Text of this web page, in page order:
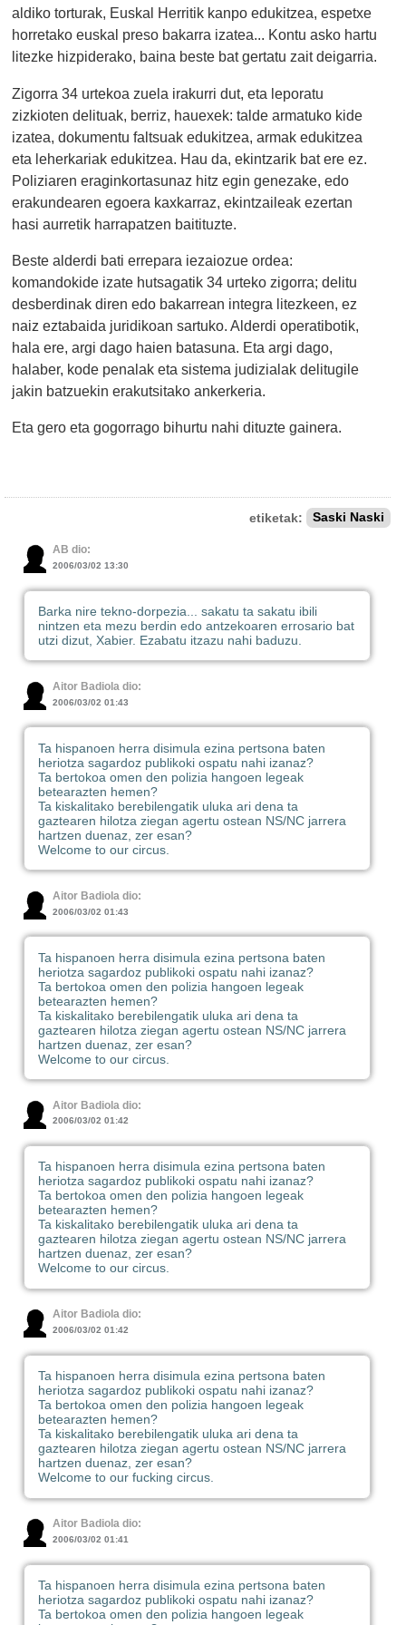
aldiko torturak, Euskal Herritik kanpo edukitzea, espetxe
horretako euskal preso bakarra izatea... Kontu asko hartu
litezke hizpiderako, baina beste bat gertatu zait deigarria.
Zigorra 34 urtekoa zuela irakurri dut, eta leporatu
zizkioten delituak, berriz, hauexek: talde armatuko kide
izatea, dokumentu faltsuak edukitzea, armak edukitzea
eta leherkariak edukitzea. Hau da, ekintzarik bat ere ez.
Poliziaren eraginkortasunaz hitz egin genezake, edo
erakundearen egoera kaxkarraz, ekintzaileak ezertan
hasi aurretik harrapatzen baitituzte.
Beste alderdi bati errepara iezaiozue ordea:
komandokide izate hutsagatik 34 urteko zigorra; delitu
desberdinak diren edo bakarrean integra litezkeen, ez
naiz eztabaida juridikoan sartuko. Alderdi operatibotik,
hala ere, argi dago haien batasuna. Eta argi dago,
halaber, kode penalak eta sistema judizialak delitugile
jakin batzuekin erakutsitako ankerkeria.
Eta gero eta gogorrago bihurtu nahi dituzte gainera.
etiketak: Saski Naski
AB dio:
2006/03/02 13:30
Barka nire tekno-dorpezia... sakatu ta sakatu ibili
nintzen eta mezu berdin edo antzekoaren errosario bat
utzi dizut, Xabier. Ezabatu itzazu nahi baduzu.
Aitor Badiola dio:
2006/03/02 01:43
Ta hispanoen herra disimula ezina pertsona baten
heriotza sagardoz publikoki ospatu nahi izanaz?
Ta bertokoa omen den polizia hangoen legeak
betearazten hemen?
Ta kiskalitako berebilengatik uluka ari dena ta
gaztearen hilotza ziegan agertu ostean NS/NC jarrera
hartzen duenaz, zer esan?
Welcome to our circus.
Aitor Badiola dio:
2006/03/02 01:43
Ta hispanoen herra disimula ezina pertsona baten
heriotza sagardoz publikoki ospatu nahi izanaz?
Ta bertokoa omen den polizia hangoen legeak
betearazten hemen?
Ta kiskalitako berebilengatik uluka ari dena ta
gaztearen hilotza ziegan agertu ostean NS/NC jarrera
hartzen duenaz, zer esan?
Welcome to our circus.
Aitor Badiola dio:
2006/03/02 01:42
Ta hispanoen herra disimula ezina pertsona baten
heriotza sagardoz publikoki ospatu nahi izanaz?
Ta bertokoa omen den polizia hangoen legeak
betearazten hemen?
Ta kiskalitako berebilengatik uluka ari dena ta
gaztearen hilotza ziegan agertu ostean NS/NC jarrera
hartzen duenaz, zer esan?
Welcome to our circus.
Aitor Badiola dio:
2006/03/02 01:42
Ta hispanoen herra disimula ezina pertsona baten
heriotza sagardoz publikoki ospatu nahi izanaz?
Ta bertokoa omen den polizia hangoen legeak
betearazten hemen?
Ta kiskalitako berebilengatik uluka ari dena ta
gaztearen hilotza ziegan agertu ostean NS/NC jarrera
hartzen duenaz, zer esan?
Welcome to our fucking circus.
Aitor Badiola dio:
2006/03/02 01:41
Ta hispanoen herra disimula ezina pertsona baten
heriotza sagardoz publikoki ospatu nahi izanaz?
Ta bertokoa omen den polizia hangoen legeak